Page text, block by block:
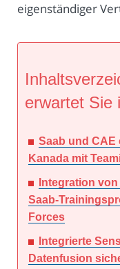
eigenständiger
erwartet Sie
Saab und CAE
Kanada mit
Integration
Saab-
Forces
Integrierte
Datenfusion